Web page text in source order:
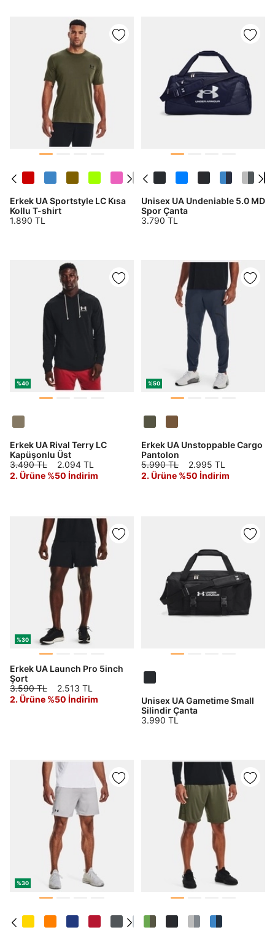
Hangi bölgede alışveriş yapmak istersin?
Birleşik Krallık
Tümünü Gör
Erkek UA Sportstyle LC Kısa
Kollu T-shirt
1.890 TL
Unisex UA Undeniable 5.0 MD
Spor Çanta
3.790 TL
%40
Erkek UA Rival Terry LC
Kapüşonlu Üst
3.490 TL
2.094 TL
2. Ürüne %50 İndirim
%50
Erkek UA Unstoppable Cargo
Pantolon
5.990 TL
2.995 TL
2. Ürüne %50 İndirim
%30
Erkek UA Launch Pro 5inch
Şort
3.590 TL
2.513 TL
2. Ürüne %50 İndirim
Unisex UA Gametime Small
Silindir Çanta
3.990 TL
%30